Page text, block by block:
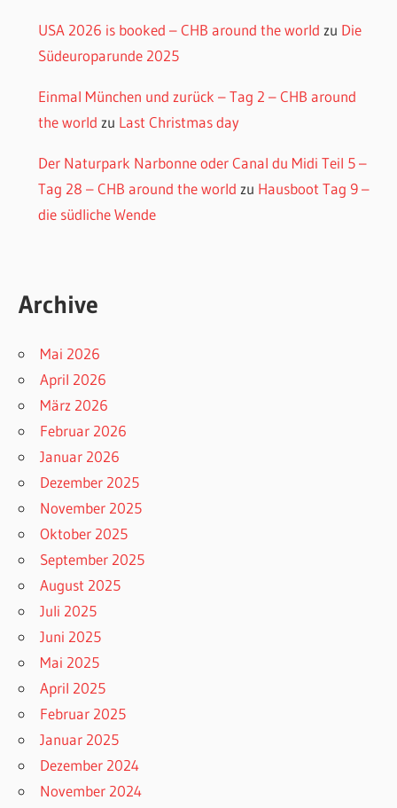
USA 2026 is booked – CHB around the world zu Die
Südeuroparunde 2025
Einmal München und zurück – Tag 2 – CHB around
the world zu Last Christmas day
Der Naturpark Narbonne oder Canal du Midi Teil 5 –
Tag 28 – CHB around the world zu Hausboot Tag 9 –
die südliche Wende
Archive
Mai 2026
April 2026
März 2026
Februar 2026
Januar 2026
Dezember 2025
November 2025
Oktober 2025
September 2025
August 2025
Juli 2025
Juni 2025
Mai 2025
April 2025
Februar 2025
Januar 2025
Dezember 2024
November 2024